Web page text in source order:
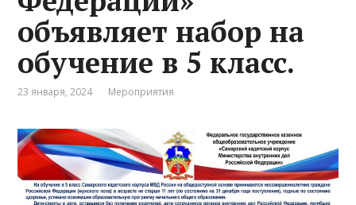
объявляет набор на
обучение в 5 класс.
23 января, 2024 Мероприятия